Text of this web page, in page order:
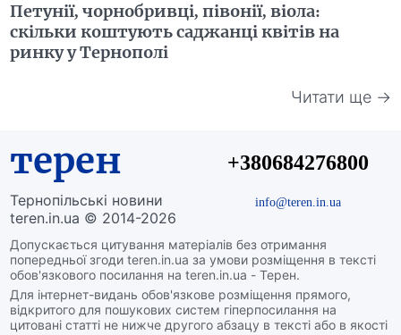
Петунії, чорнобривці, півонії, віола:
скільки коштують саджанці квітів на
ринку у Тернополі
Читати ще →
терен
Тернопільські новини
teren.in.ua © 2014-2026
Допускається цитування матеріалів без отримання
попередньої згоди teren.in.ua за умови розміщення в тексті
обов'язкового посилання на teren.in.ua - Терен.
Для інтернет-видань обов'язкове розміщення прямого,
відкритого для пошукових систем гіперпосилання на
цитовані статті не нижче другого абзацу в тексті або в якості
+380684276800
info@teren.in.ua